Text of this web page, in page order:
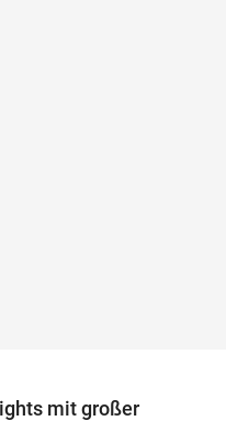
mit großer